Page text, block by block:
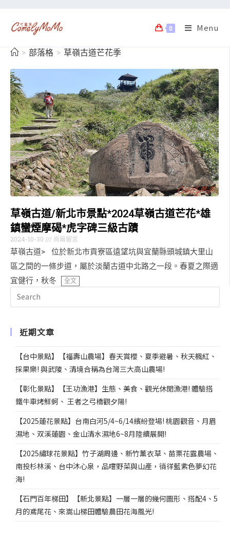
0 Menu
> 部落格 > 草嶺古道芒花季
草嶺古道/新北市景點*2024草嶺古道芒花*雄
鎮蠻煙摩碣*虎字碑三級古蹟
2024-10-30 尚無留言
草嶺古道> 位於新北市貢寮區遠望坑與宜蘭縣頭城鎮大里山
區之間的一條步道，屬於淡蘭古道中北路之一段。春夏之際適
宜健行，秋冬
全文
近期文章
【台中景點】【福壽山農場】春天賞櫻、夏季避暑、秋天楓紅、
採果樂! 與武陵、清境合稱為台灣三大高山農場!
【彰化景點】【王功漁港】生態、美食、觀光休閒漁港! 體驗搭
鐵牛車烤鮮蚵、 王者之弓橋觀夕陽!
【2025蓮花景點】台南白河5/4~6/14繽紛登場! 桃園觀音、月眉
濕地、双溪蓮園、金山清水濕地6~8月陸續展開!
【2025繡球花景點】竹子湖周邊、新竹薰衣草、苗栗花露農場、
南投杉林溪、台中沐心泉，品嚐野菜與山產，徜徉藍紫色夢幻花
海!
【石門百年梯田】【新北景點】一層一層的幾何圖形、搭配4、5
月的鳶尾花、來嵩山梯田體驗農田花海風光!